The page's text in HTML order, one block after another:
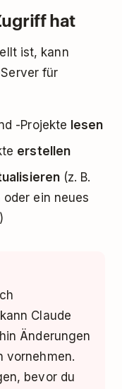
hat
ist, kann
für
-Projekte lesen
erstellen
(z. B.
ein neues
Claude
Änderungen
vornehmen.
bevor du